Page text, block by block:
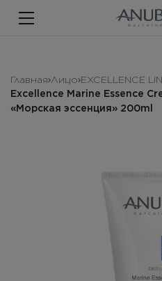
ЛИЦО
SPA
Главная Лицо EXCELLENCE
Excellence Marine Essence
«Морская эссенция» 200ml